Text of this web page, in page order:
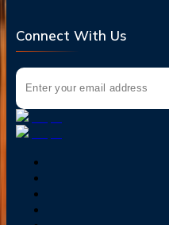
Connect With Us